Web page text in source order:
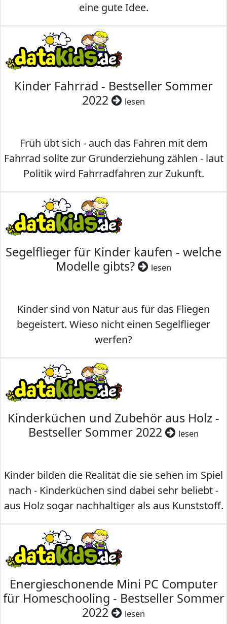
eine gute Idee.
Kinder Fahrrad - Bestseller Sommer
2022
lesen
Früh übt sich - auch das Fahren mit dem
Fahrrad sollte zur Grunderziehung zählen - laut
Politik wird Fahrradfahren zur Zukunft.
Segelflieger für Kinder kaufen - welche
Modelle gibts?
lesen
Kinder sind von Natur aus für das Fliegen
begeistert. Wieso nicht einen Segelflieger
werfen?
Kinderküchen und Zubehör aus Holz -
Bestseller Sommer 2022
lesen
Kinder bilden die Realität die sie sehen im Spiel
nach - Kinderküchen sind dabei sehr beliebt -
aus Holz sogar nachhaltiger als aus Kunststoff.
Energieschonende Mini PC Computer
für Homeschooling - Bestseller Sommer
2022
lesen